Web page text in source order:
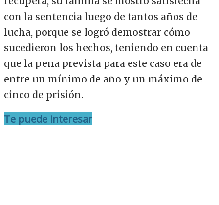
con la sentencia luego de tantos años de
lucha, porque se logró demostrar cómo
sucedieron los hechos, teniendo en cuenta
que la pena prevista para este caso era de
entre un mínimo de año y un máximo de
cinco de prisión.
Te puede interesar